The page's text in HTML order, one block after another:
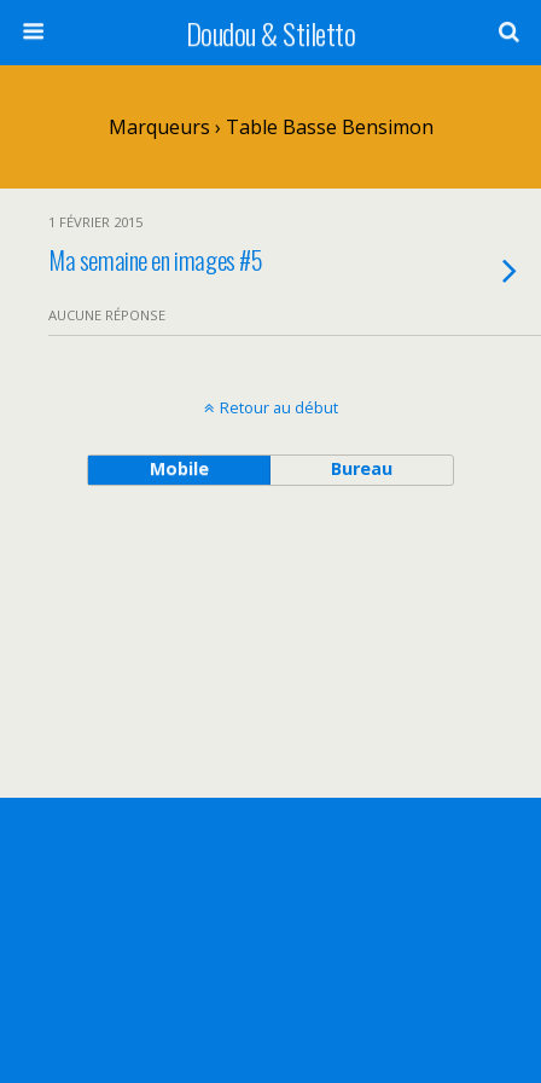
Doudou & Stiletto
Marqueurs › Table Basse Bensimon
1 FÉVRIER 2015
Ma semaine en images #5
AUCUNE RÉPONSE
Retour au début
Mobile Bureau